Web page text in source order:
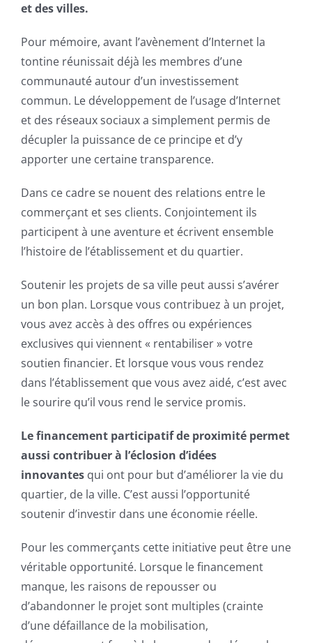
et des villes.
Pour mémoire, avant l’avènement d’Internet la
tontine réunissait déjà les membres d’une
communauté autour d’un investissement
commun. Le développement de l’usage d’Internet
et des réseaux sociaux a simplement permis de
décupler la puissance de ce principe et d’y
apporter une certaine transparence.
Dans ce cadre se nouent des relations entre le
commerçant et ses clients. Conjointement ils
participent à une aventure et écrivent ensemble
l’histoire de l’établissement et du quartier.
Soutenir les projets de sa ville peut aussi s’avérer
un bon plan. Lorsque vous contribuez à un projet,
vous avez accès à des offres ou expériences
exclusives qui viennent « rentabiliser » votre
soutien financier. Et lorsque vous vous rendez
dans l’établissement que vous avez aidé, c’est avec
le sourire qu’il vous rend le service promis.
Le financement participatif de proximité permet
aussi contribuer à l’éclosion d’idées
innovantes qui ont pour but d’améliorer la vie du
quartier, de la ville. C’est aussi l’opportunité
soutenir d’investir dans une économie réelle.
Pour les commerçants cette initiative peut être une
véritable opportunité. Lorsque le financement
manque, les raisons de repousser ou
d’abandonner le projet sont multiples (crainte
d’une défaillance de la mobilisation,